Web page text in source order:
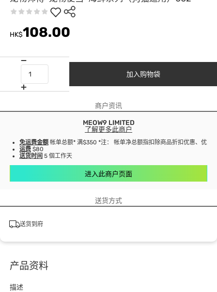
HK$108.00
加入购物袋
商户资讯
MEOW9 LIMITED
了解更多此商户
免运费金额 帐单总额* 满$350 *注： 帐单净总额指扣除商品折扣优惠、优惠
运费 $80
送货时间 5 個工作天
进入此商户页面
送货方式
送货到府
产品资料
描述